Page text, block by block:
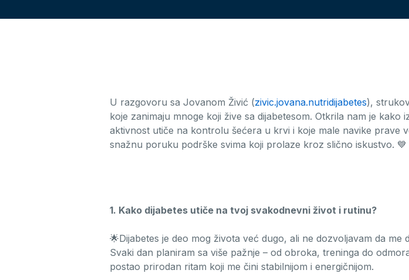
U razgovoru sa Jovanom Živić (zivic.jovana.nutridijabetes),
koje zanimaju mnoge koji žive sa dijabetesom. Otkrila nam je
aktivnost utiče na kontrolu šećera u krvi i koje male navike prave
snažnu poruku podrške svima koji prolaze kroz slično iskustvo. 💙
1. Kako dijabetes utiče na tvoj svakodnevni život i rutinu?
🌟Dijabetes je deo mog života već dugo, ali ne dozvoljavam da
Svaki dan planiram sa više pažnje – od obroka, treninga do
postao prirodan ritam koji me čini stabilnijom i energičnijom.